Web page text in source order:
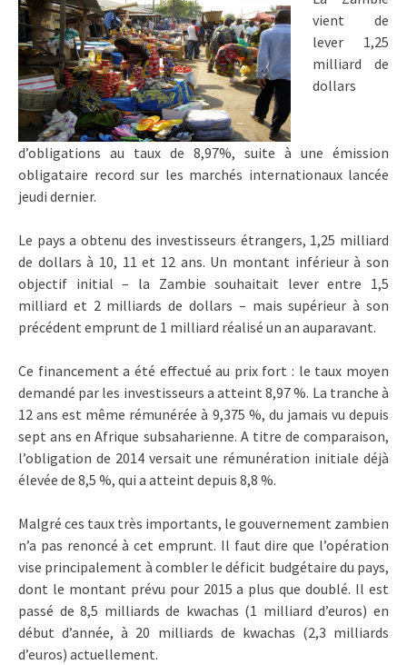
vient de
lever 1,25
milliard de
dollars
d’obligations au taux de 8,97%, suite à une émission
obligataire record sur les marchés internationaux lancée
jeudi dernier.
Le pays a obtenu des investisseurs étrangers, 1,25 milliard
de dollars à 10, 11 et 12 ans. Un montant inférieur à son
objectif initial – la Zambie souhaitait lever entre 1,5
milliard et 2 milliards de dollars – mais supérieur à son
précédent emprunt de 1 milliard réalisé un an auparavant.
Ce financement a été effectué au prix fort : le taux moyen
demandé par les investisseurs a atteint 8,97 %. La tranche à
12 ans est même rémunérée à 9,375 %, du jamais vu depuis
sept ans en Afrique subsaharienne. A titre de comparaison,
l’obligation de 2014 versait une rémunération initiale déjà
élevée de 8,5 %, qui a atteint depuis 8,8 %.
Malgré ces taux très importants, le gouvernement zambien
n’a pas renoncé à cet emprunt. Il faut dire que l’opération
vise principalement à combler le déficit budgétaire du pays,
dont le montant prévu pour 2015 a plus que doublé. Il est
passé de 8,5 milliards de kwachas (1 milliard d’euros) en
début d’année, à 20 milliards de kwachas (2,3 milliards
d’euros) actuellement.